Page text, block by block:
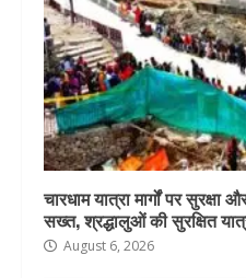
चारधाम यात्रा मार्गों पर सुरक्षा
सख्त, श्रद्धालुओं की सुरक्षित
August 6, 2026